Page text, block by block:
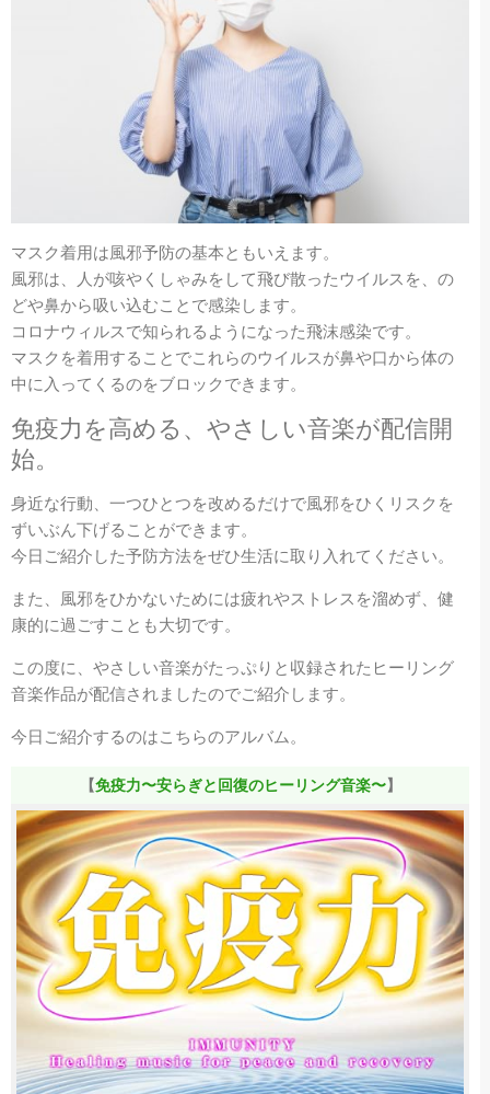
マスク着用は風邪予防の基本ともいえます。
風邪は、人が咳やくしゃみをして飛び散ったウイルスを、の
どや鼻から吸い込むことで感染します。
コロナウィルスで知られるようになった飛沫感染です。
マスクを着用することでこれらのウイルスが鼻や口から体の
中に入ってくるのをブロックできます。
免疫力を高める、やさしい音楽が配信開
始。
身近な行動、一つひとつを改めるだけで風邪をひくリスクを
ずいぶん下げることができます。
今日ご紹介した予防方法をぜひ生活に取り入れてください。
また、風邪をひかないためには疲れやストレスを溜めず、健
康的に過ごすことも大切です。
この度に、やさしい音楽がたっぷりと収録されたヒーリング
音楽作品が配信されましたのでご紹介します。
今日ご紹介するのはこちらのアルバム。
【免疫力〜安らぎと回復のヒーリング音楽〜】